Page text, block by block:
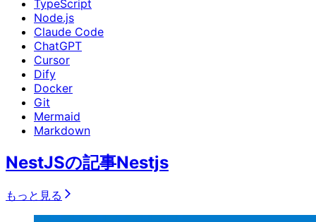
TypeScript
Node.js
Claude Code
ChatGPT
Cursor
Dify
Docker
Git
Mermaid
Markdown
NestJSの記事Nestjs
もっと見る